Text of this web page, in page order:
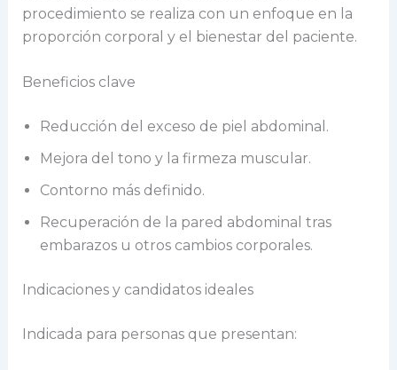
procedimiento se realiza con un enfoque en la
proporción corporal y el bienestar del paciente.
Beneficios clave
Reducción del exceso de piel abdominal.
Mejora del tono y la firmeza muscular.
Contorno más definido.
Recuperación de la pared abdominal tras
embarazos u otros cambios corporales.
Indicaciones y candidatos ideales
Indicada para personas que presentan: